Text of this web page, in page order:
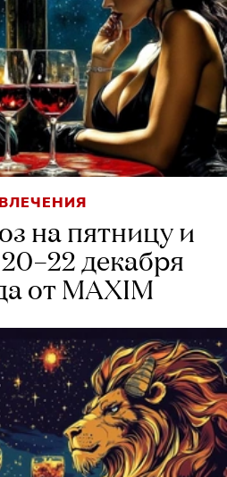
на пятницу и
декабря
от MAXIM